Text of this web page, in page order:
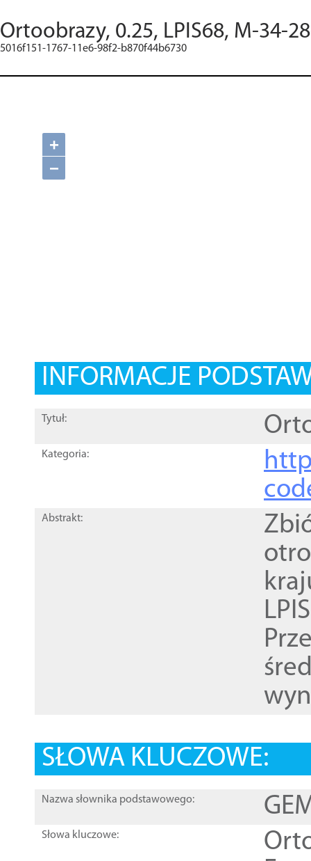
Ortoobrazy, 0.25, LPIS68, M-34-
5016f151-1767-11e6-98f2-b870f44b6730
+
−
INFORMACJE
Tytuł:
Kategoria:
Abstrakt:
SŁOWA KLUCZOWE:
Nazwa słownika podstawowego:
Słowa kluczowe: